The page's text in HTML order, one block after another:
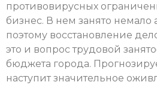
противовирусных
бизнес. В нем занято немало
поэтому восстановление
это и вопрос трудовой
бюджета города.
наступит значительное